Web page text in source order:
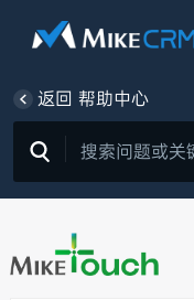
返回 帮助中心